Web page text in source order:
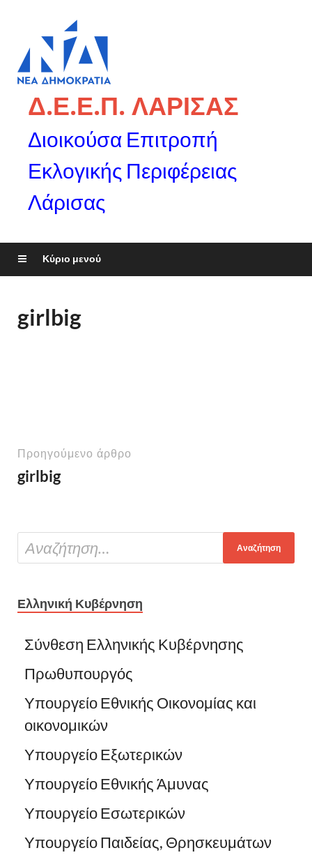
Δ.Ε.Ε.Π. ΛΑΡΙΣΑΣ
Διοικούσα Επιτροπή
Εκλογικής Περιφέρειας
Λάρισας
Κύριο μενού
girlbig
Προηγούμενο άρθρο
girlbig
Ελληνική Κυβέρνηση
Σύνθεση Ελληνικής Κυβέρνησης
Πρωθυπουργός
Υπουργείο Εθνικής Οικονομίας και
οικονομικών
Υπουργείο Εξωτερικών
Υπουργείο Εθνικής Άμυνας
Υπουργείο Εσωτερικών
Υπουργείο Παιδείας, Θρησκευμάτων